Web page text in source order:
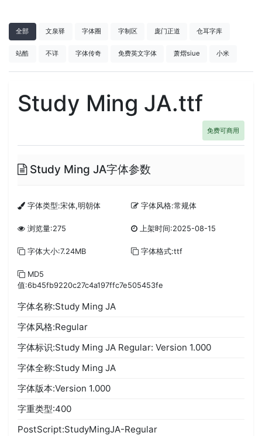
全部 文泉驿 字体圈 字制区 庞门正道 仓耳字库
站酷 不详 字体传奇 免费英文字体 萧熠siue 小米
Study Ming JA.ttf
免费可商用
Study Ming JA字体参数
字体类型:宋体,明朝体 字体风格:常规体
浏览量:275 上架时间:2025-08-15
字体大小:7.24MB 字体格式:ttf
MD5
值:6b45fb9220c27c4a197ffc7e505453fe
字体名称:Study Ming JA
字体风格:Regular
字体标识:Study Ming JA Regular: Version 1.000
字体全称:Study Ming JA
字体版本:Version 1.000
字重类型:400
PostScript:StudyMingJA-Regular